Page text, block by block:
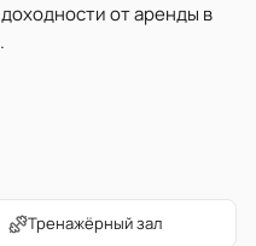
от аренды в
Тренажёрный зал